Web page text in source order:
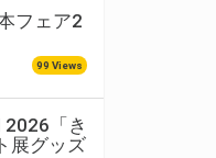
フェア2
99 Views
2026「き
展グッズ